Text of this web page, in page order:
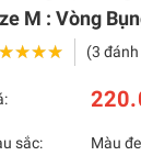
M : Vòng
(3
sắc:
Màu